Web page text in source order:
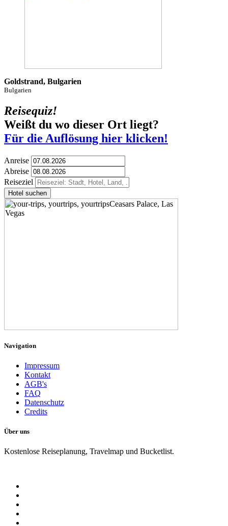
Goldstrand, Bulgarien
Bulgarien
Reisequiz!
Weißt du wo dieser Ort liegt?
Für die Auflösung hier klicken!
Anreise
Abreise
Reiseziel
Hotel suchen
Navigation
Impressum
Kontakt
AGB's
FAQ
Datenschutz
Credits
Über uns
Kostenlose Reiseplanung, Travelmap und Bucketlist.